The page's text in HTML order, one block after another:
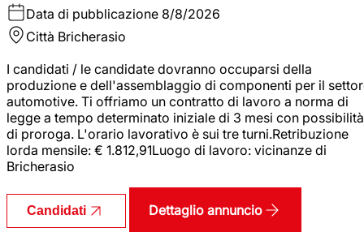
Data di pubblicazione 8/8/2026
Città Bricherasio
I candidati / le candidate dovranno occuparsi della
produzione e dell'assemblaggio di componenti per il
automotive. Ti offriamo un contratto di lavoro a norma di
legge a tempo determinato iniziale di 3 mesi con possibilità
di proroga. L'orario lavorativo è sui tre turni.Retribuzione
lorda mensile: € 1.812,91Luogo di lavoro: vicinanze di
Bricherasio
Candidati Dettaglio annuncio